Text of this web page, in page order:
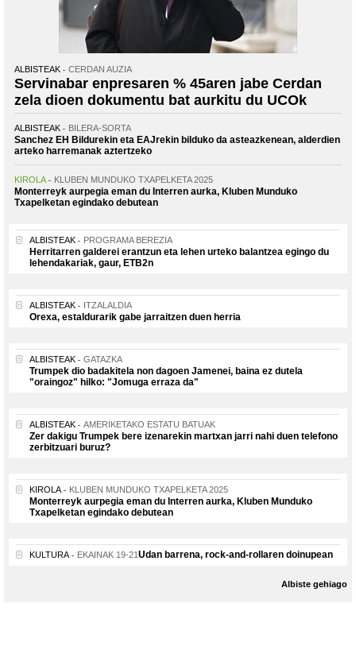
ALBISTEAK CERDAN AUZIA
Servinabar enpresaren % 45aren jabe Cerdan
zela dioen dokumentu bat aurkitu du UCOk
ALBISTEAK BILERA-SORTA
Sanchez EH Bildurekin eta EAJrekin bilduko da asteazkenean, alderdien
arteko harremanak aztertzeko
KIROLA KLUBEN MUNDUKO TXAPELKETA 2025
Monterreyk aurpegia eman du Interren aurka, Kluben Munduko
Txapelketan egindako debutean
ALBISTEAK PROGRAMA BEREZIA
Herritarren galderei erantzun eta lehen urteko balantzea egingo du
lehendakariak, gaur, ETB2n
ALBISTEAK ITZALALDIA
Orexa, estaldurarik gabe jarraitzen duen herria
ALBISTEAK GATAZKA
Trumpek dio badakitela non dagoen Jamenei, baina ez dutela
"oraingoz" hilko: "Jomuga erraza da"
ALBISTEAK AMERIKETAKO ESTATU BATUAK
Zer dakigu Trumpek bere izenarekin martxan jarri nahi duen telefono
zerbitzuari buruz?
KIROLA KLUBEN MUNDUKO TXAPELKETA 2025
Monterreyk aurpegia eman du Interren aurka, Kluben Munduko
Txapelketan egindako debutean
KULTURA EKAINAK 19-21Udan barrena, rock-and-rollaren doinupean
Albiste gehiago